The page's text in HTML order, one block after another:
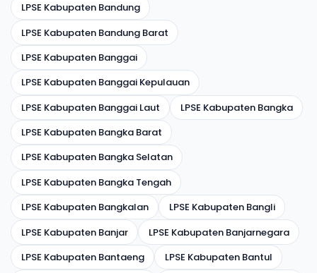
LPSE Kabupaten Bandung
LPSE Kabupaten Bandung Barat
LPSE Kabupaten Banggai
LPSE Kabupaten Banggai Kepulauan
LPSE Kabupaten Banggai Laut
LPSE Kabupaten Bangka
LPSE Kabupaten Bangka Barat
LPSE Kabupaten Bangka Selatan
LPSE Kabupaten Bangka Tengah
LPSE Kabupaten Bangkalan
LPSE Kabupaten Bangli
LPSE Kabupaten Banjar
LPSE Kabupaten Banjarnegara
LPSE Kabupaten Bantaeng
LPSE Kabupaten Bantul